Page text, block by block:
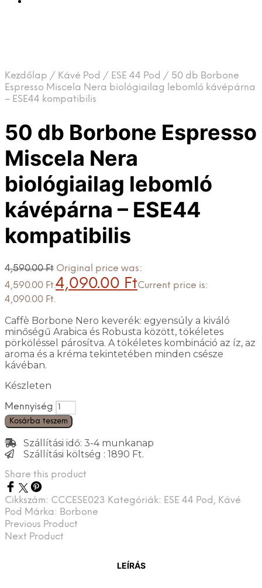
Kezdőlap / Kávé Pod / ESE 44 Pod / 50 db Borbone
Espresso Miscela Nera biológiailag lebomló kávépárna
– ESE44 kompatibilis
50 db Borbone Espresso
Miscela Nera
biológiailag lebomló
kávépárna – ESE44
kompatibilis
4,590.00Ft Original price was:
4,590.00 Ft.4,090.00 FtCurrent price is:
4,090.00 Ft.
Caffè Borbone Nero keverék: egyensúly a kiváló
minőségű Arabica és Robusta között, tökéletes
pörköléssel párosítva. A tökéletes kombináció az íz, az
aroma és a kréma tekintetében minden csésze
kávéban.
Készleten
Mennyiség
Kosárba teszem
Szállítási idő: 3-4 munkanap
Szállítási költség : 1890 Ft.
Share this product
Cikkszám: CCCESE023 Kategóriák: ESE 44 Pod , Kávé
Pod Márka: Borbone
Previous Product
Next Product
LEÍRÁS